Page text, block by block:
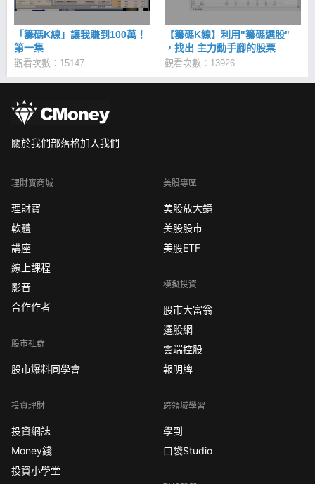
「籌碼K線」讓我賺到100萬！
第一集
觀看次數：15147
【籌碼K線】利用"籌碼選股"
，找出 主力動手腳的股票
觀看次數：13926
關於我們部落格加入我們
理財寶商城
理財寶
軟體
講座
線上課程
影音
合作作者
股市社群
股市爆料同學會
投資理財
投資網誌
Money錢
投資小學堂
美股專區
美股放大鏡
美股股市
美股ETF
模擬投資
股市大富翁
選股網
雲端控股
報明牌
跨領域學習
學到
口袋Studio